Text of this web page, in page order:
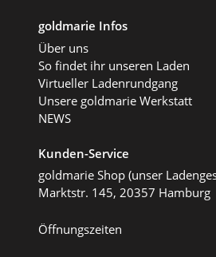
goldmarie Infos
Über uns
So findet ihr unseren Laden
Virtueller Ladenrundgang
Unsere goldmarie Werkstatt
NEWS
Kunden-Service
goldmarie Shop (unser
Marktstr. 145, 20357 Hamburg
Öffnungszeiten